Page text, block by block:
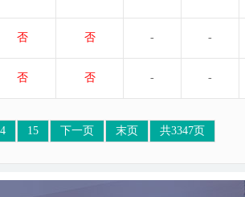
否 否 - -
否 否 - -
15 下一页 末页 共3347页